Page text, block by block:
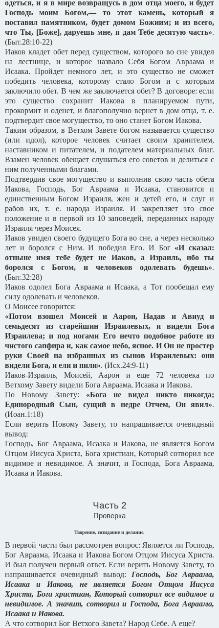
одеться, и я в мире возвращусь в дом отца моего, и будет
Господь моим Богом,— то этот камень, который я
поставил памятником, будет домом Божиим; и из всего,
что Ты, [Боже], даруешь мне, я дам Тебе десятую часть».
(Быт.28:10-22)
Иаков кладет обет перед существом, которого во сне увидел
на лестнице, и которое назвало Себя Богом Авраама и
Исаака. Пройдет немного лет, и это существо не сможет
победить человека, которому стало Богом и с которым
заключило обет. В чем же заключается обет? В договоре: если
это существо сохранит Иакова в планируемом пути,
прокормит и оденет, и благополучно вернет в дом отца, т. е.
подтвердит свое могущество, то оно станет Богом Иакова.
Таким образом, в Ветхом Завете богом называется существо
(или идол), которое человек считает своим хранителем,
наставником и питателем, и подателем материальных благ.
Взамен человек обещает слушаться его советов и делиться с
ним полученными благами.
Подтвердив свое могущество и выполнив свою часть обета
Иакова, Господь, Бог Авраама и Исаака, становится и
единственным Богом Израиля, жен и детей его, и слуг и
рабов их, т. е. народа Израиля. И закрепляет это свое
положение и в первой из 10 заповедей, переданных народу
Израиля через Моисея.
Иаков увидел своего будущего Бога во сне, а через несколько
лет и боролся с Ним. И победил Его. И Бог «И сказал:
отныне имя тебе будет не Иаков, а Израиль, ибо ты
боролся с Богом, и человеков одолевать будешь».
(Быт.32:28)
Иаков одолел Бога Авраама и Исаака, а Тот пообещал ему
силу одолевать и человеков.
О Моисее говорится:
«Потом взошел Моисей и Аарон, Надав и Авиуд и
семьдесят из старейшин Израилевых, и видели Бога
Израилева; и под ногами Его нечто подобное работе из
чистого сапфира и, как самое небо, ясное. И Он не простер
руки Своей на избранных из сынов Израилевых: они
видели Бога, и ели и пили». (Исх.24:9-11)
Иаков-Израиль, Моисей, Аарон и еще 72 человека по
Ветхому Завету видели Бога Авраама, Исаака и Иакова.
По Новому Завету: «Бога не видел никто никогда;
Единородный Сын, сущий в недре Отчем, Он явил».
(Иоан.1:18)
Если верить Новому Завету, то напрашивается очевидный
вывод:
Господь, Бог Авраама, Исаака и Иакова, не является Богом
Отцом Иисуса Христа, Бога христиан, Который сотворил все
видимое и невидимое. А значит, и Господа, Бога Авраама,
Исаака и Иакова.
Часть 2
Проверка
Творение, созидание и делание.
В первой части был рассмотрен вопрос: Является ли Господь,
Бог Авраама, Исаака и Иакова Богом Отцом Иисуса Христа.
И был получен первый ответ. Если верить Новому Завету, то
напрашивается очевидный вывод: Господь, Бог Авраама,
Исаака и Иакова, не является Богом Отцом Иисуса
Христа, Бога христиан, Который сотворил все видимое и
невидимое. А значит, сотворил и Господа, Бога Авраама,
Исаака и Иакова.
А что сотворил Бог Ветхого Завета? Народ Себе. А еще?